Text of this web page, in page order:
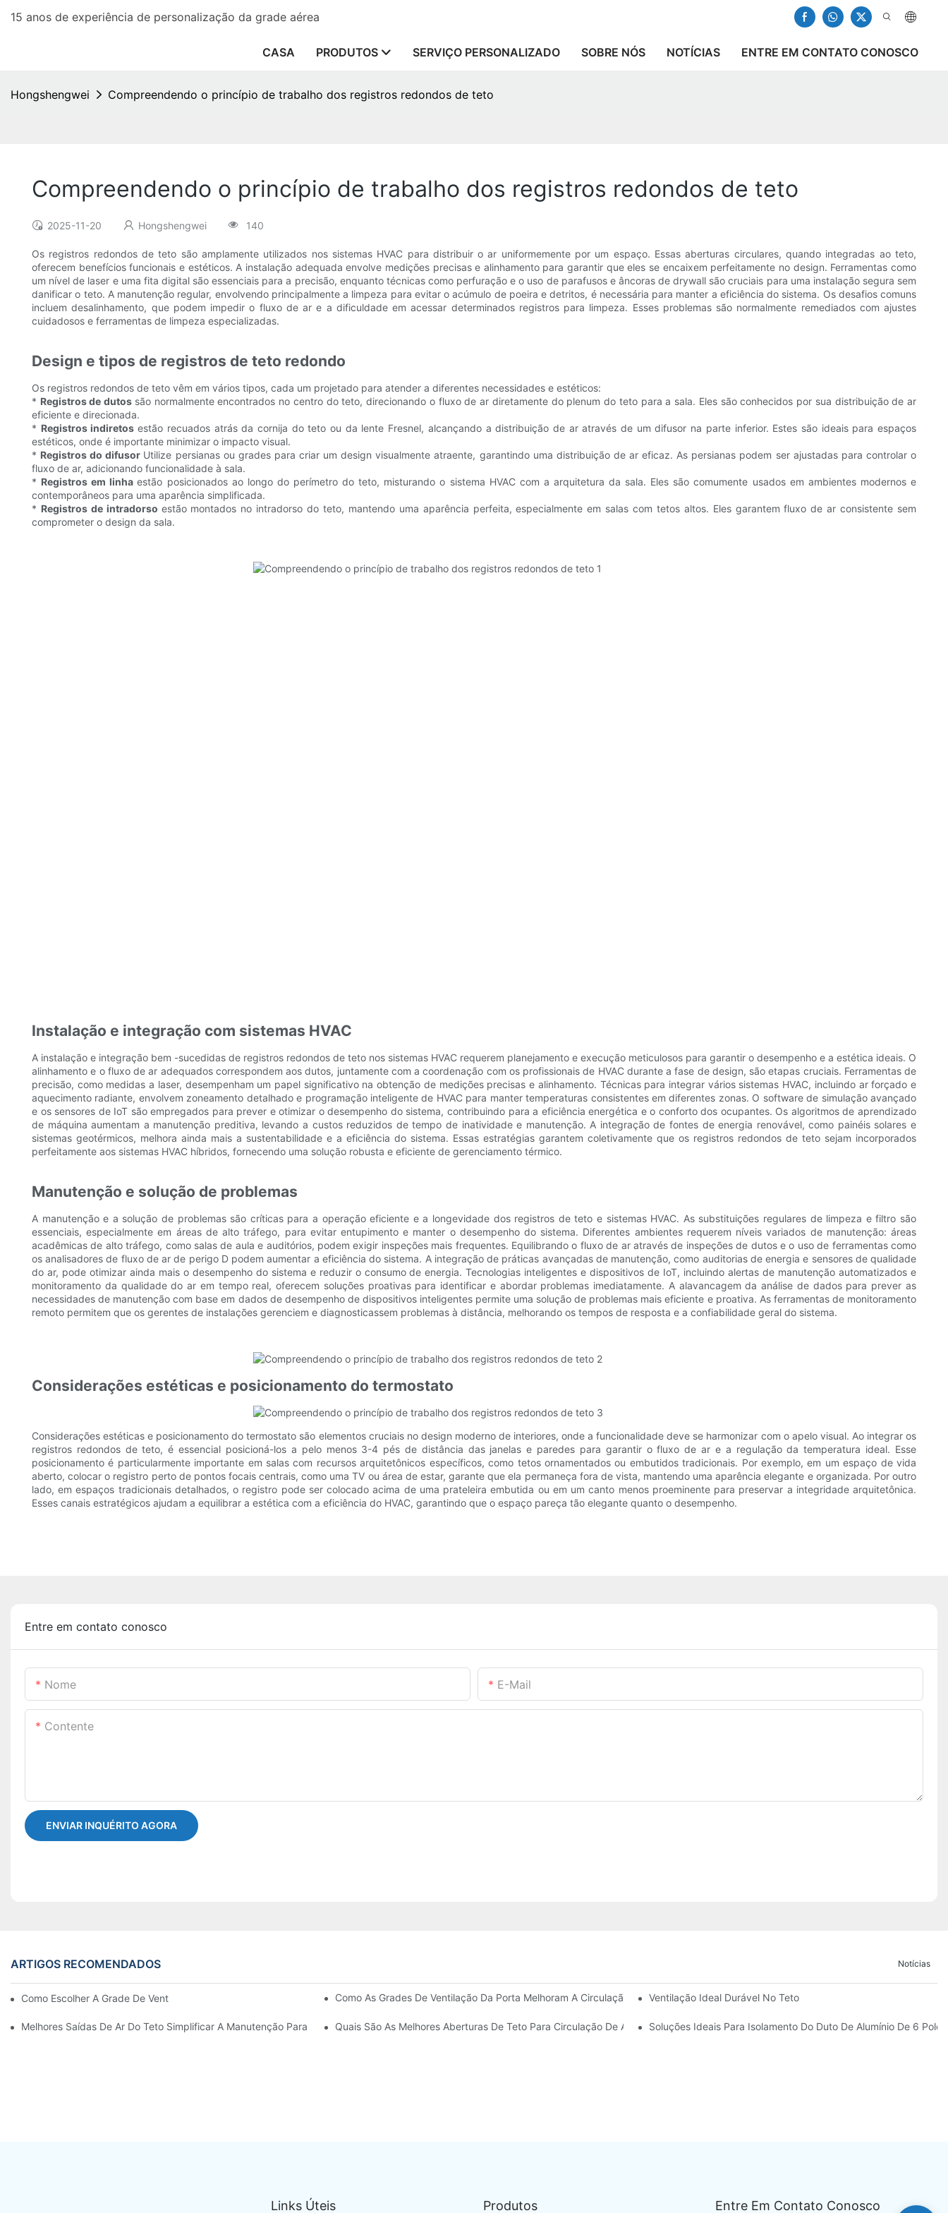
15 anos de experiência de personalização da grade aérea
CASA PRODUTOS SERVIÇO PERSONALIZADO SOBRE NÓS NOTÍCIAS ENTRE EM CONTATO CONOSCO
Hongshengwei Compreendendo o princípio de trabalho dos registros redondos de teto
Compreendendo o princípio de trabalho dos registros redondos de teto
2025-11-20 Hongshengwei 140
Os registros redondos de teto são amplamente utilizados nos sistemas HVAC para distribuir o ar uniformemente por um espaço. Essas aberturas circulares, quando integradas ao teto,
oferecem benefícios funcionais e estéticos. A instalação adequada envolve medições precisas e alinhamento para garantir que eles se encaixem perfeitamente no design. Ferramentas como
um nível de laser e uma fita digital são essenciais para a precisão, enquanto técnicas como perfuração e o uso de parafusos e âncoras de drywall são cruciais para uma instalação segura sem
danificar o teto. A manutenção regular, envolvendo principalmente a limpeza para evitar o acúmulo de poeira e detritos, é necessária para manter a eficiência do sistema. Os desafios comuns
incluem desalinhamento, que podem impedir o fluxo de ar e a dificuldade em acessar determinados registros para limpeza. Esses problemas são normalmente remediados com ajustes
cuidadosos e ferramentas de limpeza especializadas.
Design e tipos de registros de teto redondo
Os registros redondos de teto vêm em vários tipos, cada um projetado para atender a diferentes necessidades e estéticos:
* Registros de dutos são normalmente encontrados no centro do teto, direcionando o fluxo de ar diretamente do plenum do teto para a sala. Eles são conhecidos por sua distribuição de ar
eficiente e direcionada.
* Registros indiretosestão recuados atrás da cornija do teto ou da lente Fresnel, alcançando a distribuição de ar através de um difusor na parte inferior. Estes são ideais para espaços
estéticos, onde é importante minimizar o impacto visual.
* Registros do difusor Utilize persianas ou grades para criar um design visualmente atraente, garantindo uma distribuição de ar eficaz. As persianas podem ser ajustadas para controlar o
fluxo de ar, adicionando funcionalidade à sala.
* Registros em linhaestão posicionados ao longo do perímetro do teto, misturando o sistema HVAC com a arquitetura da sala. Eles são comumente usados ​​em ambientes modernos e
contemporâneos para uma aparência simplificada.
* Registros de intradorso estão montados no intradorso do teto, mantendo uma aparência perfeita, especialmente em salas com tetos altos. Eles garantem fluxo de ar consistente sem
comprometer o design da sala.
Instalação e integração com sistemas HVAC
A instalação e integração bem -sucedidas de registros redondos de teto nos sistemas HVAC requerem planejamento e execução meticulosos para garantir o desempenho e a estética ideais. O
alinhamento e o fluxo de ar adequados correspondem aos dutos, juntamente com a coordenação com os profissionais de HVAC durante a fase de design, são etapas cruciais. Ferramentas de
precisão, como medidas a laser, desempenham um papel significativo na obtenção de medições precisas e alinhamento. Técnicas para integrar vários sistemas HVAC, incluindo ar forçado e
aquecimento radiante, envolvem zoneamento detalhado e programação inteligente de HVAC para manter temperaturas consistentes em diferentes zonas. O software de simulação avançado
e os sensores de IoT são empregados para prever e otimizar o desempenho do sistema, contribuindo para a eficiência energética e o conforto dos ocupantes. Os algoritmos de aprendizado
de máquina aumentam a manutenção preditiva, levando a custos reduzidos de tempo de inatividade e manutenção. A integração de fontes de energia renovável, como painéis solares e
sistemas geotérmicos, melhora ainda mais a sustentabilidade e a eficiência do sistema. Essas estratégias garantem coletivamente que os registros redondos de teto sejam incorporados
perfeitamente aos sistemas HVAC híbridos, fornecendo uma solução robusta e eficiente de gerenciamento térmico.
Manutenção e solução de problemas
A manutenção e a solução de problemas são críticas para a operação eficiente e a longevidade dos registros de teto e sistemas HVAC. As substituições regulares de limpeza e filtro são
essenciais, especialmente em áreas de alto tráfego, para evitar entupimento e manter o desempenho do sistema. Diferentes ambientes requerem níveis variados de manutenção: áreas
acadêmicas de alto tráfego, como salas de aula e auditórios, podem exigir inspeções mais frequentes. Equilibrando o fluxo de ar através de inspeções de dutos e o uso de ferramentas como
os analisadores de fluxo de ar de perigo D podem aumentar a eficiência do sistema. A integração de práticas avançadas de manutenção, como auditorias de energia e sensores de qualidade
do ar, pode otimizar ainda mais o desempenho do sistema e reduzir o consumo de energia. Tecnologias inteligentes e dispositivos de IoT, incluindo alertas de manutenção automatizados e
monitoramento da qualidade do ar em tempo real, oferecem soluções proativas para identificar e abordar problemas imediatamente. A alavancagem da análise de dados para prever as
necessidades de manutenção com base em dados de desempenho de dispositivos inteligentes permite uma solução de problemas mais eficiente e proativa. As ferramentas de monitoramento
remoto permitem que os gerentes de instalações gerenciem e diagnosticassem problemas à distância, melhorando os tempos de resposta e a confiabilidade geral do sistema.
Considerações estéticas e posicionamento do termostato
Considerações estéticas e posicionamento do termostato são elementos cruciais no design moderno de interiores, onde a funcionalidade deve se harmonizar com o apelo visual. Ao integrar os
registros redondos de teto, é essencial posicioná-los a pelo menos 3-4 pés de distância das janelas e paredes para garantir o fluxo de ar e a regulação da temperatura ideal. Esse
posicionamento é particularmente importante em salas com recursos arquitetônicos específicos, como tetos ornamentados ou embutidos tradicionais. Por exemplo, em um espaço de vida
aberto, colocar o registro perto de pontos focais centrais, como uma TV ou área de estar, garante que ela permaneça fora de vista, mantendo uma aparência elegante e organizada. Por outro
lado, em espaços tradicionais detalhados, o registro pode ser colocado acima de uma prateleira embutida ou em um canto menos proeminente para preservar a integridade arquitetônica.
Esses canais estratégicos ajudam a equilibrar a estética com a eficiência do HVAC, garantindo que o espaço pareça tão elegante quanto o desempenho.
Entre em contato conosco
Nome E-Mail
Contente
ENVIAR INQUÉRITO AGORA
ARTIGOS RECOMENDADOS Notícias
Como Escolher A Grade De Ventilação Da Porta De Alumínio Certa? Como As Grades De Ventilação Da Porta Melhoram A Circulação De ArVentilação Ideal Durável No Teto
Melhores Saídas De Ar Do Teto Simplificar A Manutenção Para TranquilidadeQuais São As Melhores Aberturas De Teto Para Circulação De Ar? Soluções Ideais Para Isolamento Do Duto De Alumínio De 6
Links Úteis Produtos Entre Em Contato Conosco